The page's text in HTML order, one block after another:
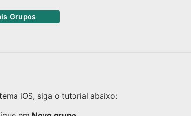
fazenda!!! Grupo destinado a
falar sobre A fazenda!!!
Grupos
iOS, siga o tutorial abaixo: